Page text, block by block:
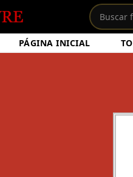
PÁGINA INICIAL